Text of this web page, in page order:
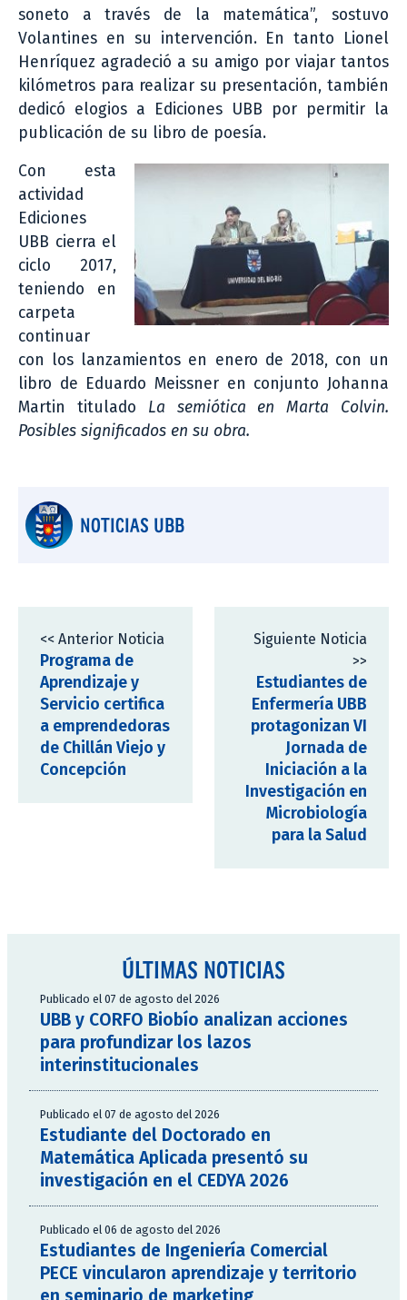
soneto a través de la matemática”, sostuvo
Volantines en su intervención. En tanto Lionel
Henríquez agradeció a su amigo por viajar tantos
kilómetros para realizar su presentación, también
dedicó elogios a Ediciones UBB por permitir la
publicación de su libro de poesía.
Con esta
actividad
Ediciones
UBB cierra el
ciclo 2017,
teniendo en
carpeta
continuar
con los lanzamientos en enero de 2018, con un
libro de Eduardo Meissner en conjunto Johanna
Martin titulado La semiótica en Marta Colvin.
Posibles significados en su obra.
NOTICIAS UBB
<< Anterior Noticia
Programa de
Aprendizaje y
Servicio certifica
a emprendedoras
de Chillán Viejo y
Concepción
Siguiente Noticia
>>
Estudiantes de
Enfermería UBB
protagonizan VI
Jornada de
Iniciación a la
Investigación en
Microbiología
para la Salud
ÚLTIMAS NOTICIAS
Publicado el 07 de agosto del 2026
UBB y CORFO Biobío analizan acciones
para profundizar los lazos
interinstitucionales
Publicado el 07 de agosto del 2026
Estudiante del Doctorado en
Matemática Aplicada presentó su
investigación en el CEDYA 2026
Publicado el 06 de agosto del 2026
Estudiantes de Ingeniería Comercial
PECE vincularon aprendizaje y territorio
en seminario de marketing